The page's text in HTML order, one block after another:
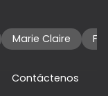
Marie Claire
Contáctenos